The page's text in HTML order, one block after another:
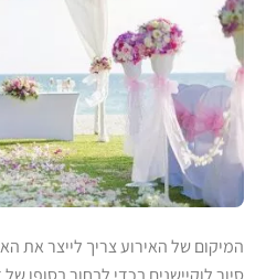
המיקום של האירוע צריך לייצר את